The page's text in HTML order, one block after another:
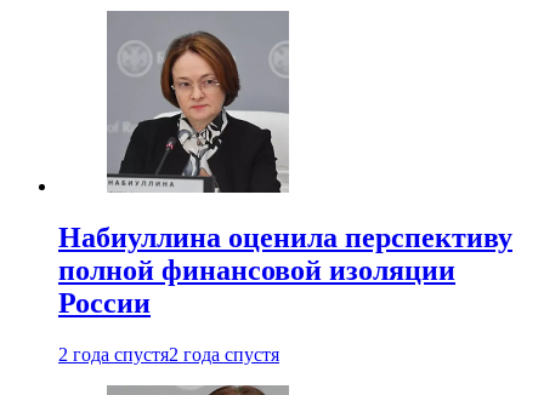
Набиуллина оценила перспективу
полной финансовой изоляции
России
2 года спустя2 года спустя